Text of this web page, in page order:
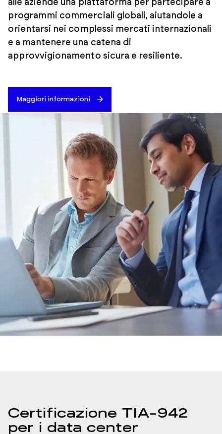
alle aziende una piattaforma per partecipare a
programmi commerciali globali, aiutandole a
orientarsi nei complessi mercati internazionali
e a mantenere una catena di
approvvigionamento sicura e resiliente.
Maggiori informazioni
Certificazione TIA-942
per i data center